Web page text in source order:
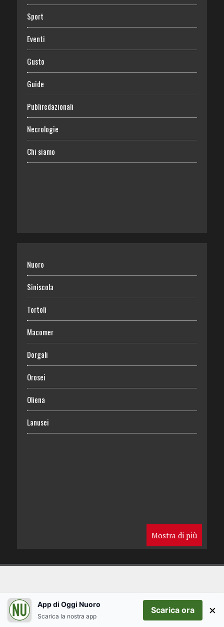
Sport
Eventi
Gusto
Guide
Publiredazionali
Necrologie
Chi siamo
Nuoro
Siniscola
Tortolì
Macomer
Dorgali
Orosei
Oliena
Lanusei
Mostra di più
App di Oggi Nuoro
Scarica la nostra app
Scarica ora ×